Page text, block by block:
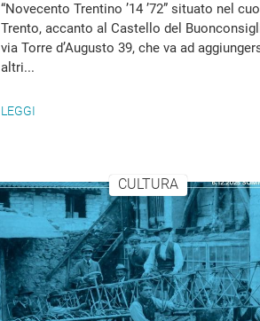
“Novecento Trentino ’14 ’72” situato nel
Trento, accanto al Castello del
via Torre d’Augusto 39, che va ad
altri...
LEGGI
CULTURA